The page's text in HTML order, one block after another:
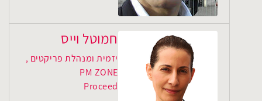
חמוטל וייס
יזמית ומנהלת פריקטים ,
PM ZONE
Proceed